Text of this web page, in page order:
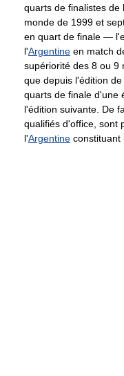
quarts de finalistes de
monde de 1999 et
en quart de finale —
l'Argentine en match
supériorité des 8 ou 9
que depuis l'édition
quarts de finale d'une
l'édition suivante. De
qualifiés d'office, sont
l'Argentine constituant